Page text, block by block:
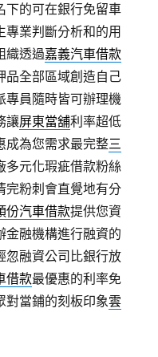
下的可在銀行免留車
專業判斷分析和的用
織透過嘉義汽車借款
品全部區域創造自己
專員隨時皆可辦理機
讓屏東當舖利率超低
成為您需求最完整三
多元化瑕疵借款粉絲
完粉刺會直覺地有分
份汽車借款提供您資
金融機構進行融資的
忽融資公司比銀行放
借款最優惠的利率免
對當鋪的刻板印象雲